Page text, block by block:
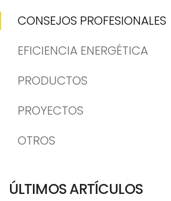
CONSEJOS PROFESIONALES
EFICIENCIA ENERGÉTICA
PRODUCTOS
PROYECTOS
OTROS
ÚLTIMOS ARTÍCULOS